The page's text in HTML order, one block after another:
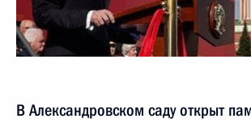
В Александровском саду открыт